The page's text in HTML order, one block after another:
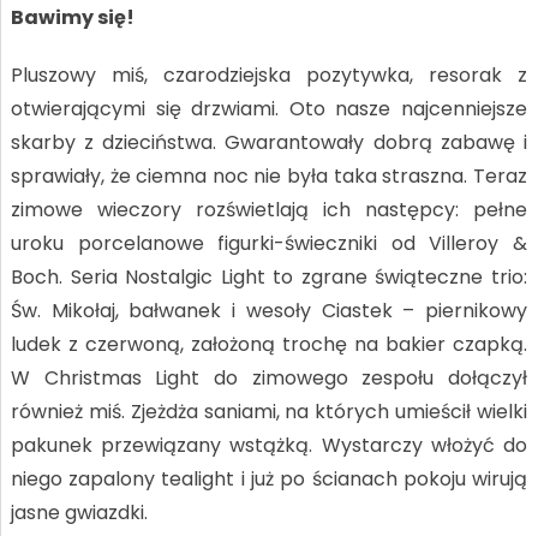
Bawimy się!
Pluszowy miś, czarodziejska pozytywka, resorak z
otwierającymi się drzwiami. Oto nasze najcenniejsze
skarby z dzieciństwa. Gwarantowały dobrą zabawę i
sprawiały, że ciemna noc nie była taka straszna. Teraz
zimowe wieczory rozświetlają ich następcy: pełne
uroku porcelanowe figurki-świeczniki od Villeroy &
Boch. Seria Nostalgic Light to zgrane świąteczne trio:
Św. Mikołaj, bałwanek i wesoły Ciastek – piernikowy
ludek z czerwoną, założoną trochę na bakier czapką.
W Christmas Light do zimowego zespołu dołączył
również miś. Zjeżdża saniami, na których umieścił wielki
pakunek przewiązany wstążką. Wystarczy włożyć do
niego zapalony tealight i już po ścianach pokoju wirują
jasne gwiazdki.